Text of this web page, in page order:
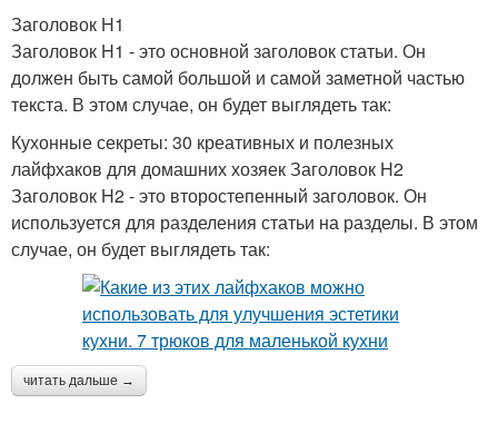
Заголовок H1
Заголовок H1 - это основной заголовок статьи. Он
должен быть самой большой и самой заметной частью
текста. В этом случае, он будет выглядеть так:
Кухонные секреты: 30 креативных и полезных
лайфхаков для домашних хозяек Заголовок H2
Заголовок H2 - это второстепенный заголовок. Он
используется для разделения статьи на разделы. В этом
случае, он будет выглядеть так:
читать дальше →